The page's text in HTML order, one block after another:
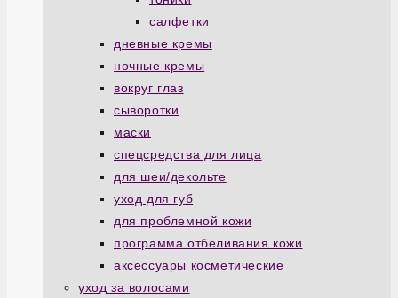
салфетки
дневные кремы
ночные кремы
вокруг глаз
сыворотки
маски
спецсредства для лица
для шеи/декольте
уход для губ
для проблемной кожи
программа отбеливания кожи
аксессуары косметические
уход за волосами